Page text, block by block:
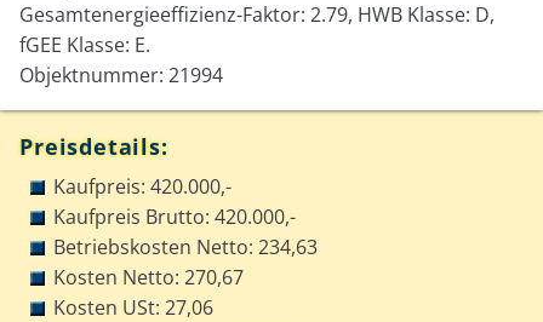
Gesamtenergieeffizienz-Faktor: 2.79, HWB Klasse: D,
fGEE Klasse: E.
Objektnummer: 21994
Preisdetails:
Kaufpreis: 420.000,-
Kaufpreis Brutto: 420.000,-
Betriebskosten Netto: 234,63
Kosten Netto: 270,67
Kosten USt: 27,06